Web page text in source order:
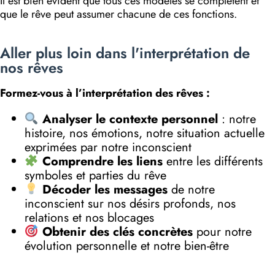
que le rêve peut assumer chacune de ces fonctions.
Aller plus loin dans l'interprétation de
nos rêves
Formez-vous à l’interprétation des rêves :
Analyser le contexte personnel: notre
histoire, nos émotions, notre situation actuelle
exprimées par notre inconscient
Comprendre les liensentre les différents
symboles et parties du rêve
Décoder les messagesde notre
inconscient sur nos désirs profonds, nos
relations et nos blocages
Obtenir des clés concrètespour notre
évolution personnelle et notre bien-être